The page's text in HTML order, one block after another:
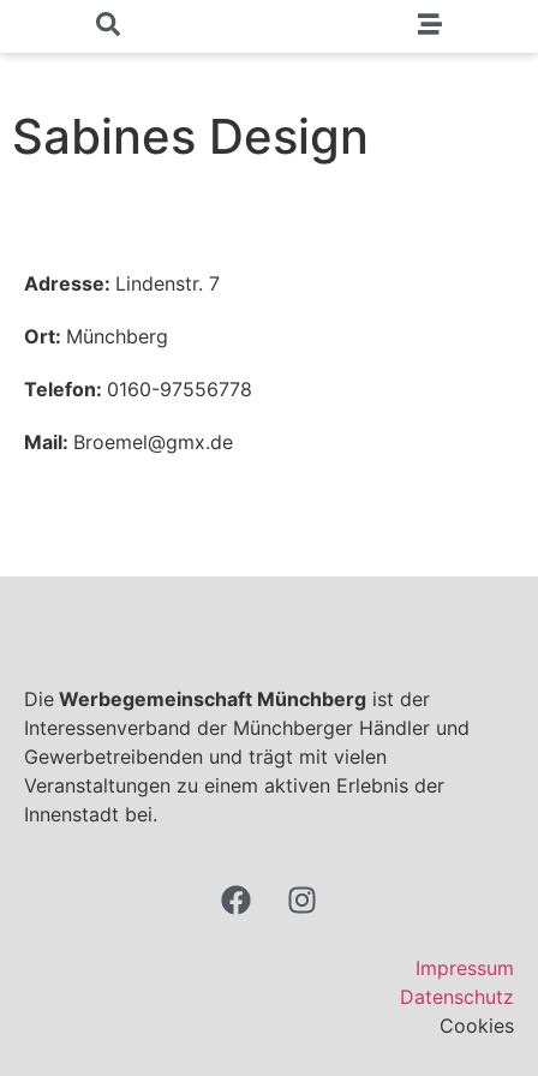
Sabines Design
Adresse: Lindenstr. 7
Ort: Münchberg
Telefon: 0160-97556778
Mail: Broemel@gmx.de
Die Werbegemeinschaft Münchberg ist der
Interessenverband der Münchberger Händler und
Gewerbetreibenden und trägt mit vielen
Veranstaltungen zu einem aktiven Erlebnis der
Innenstadt bei.
Impressum
Datenschutz
Cookies